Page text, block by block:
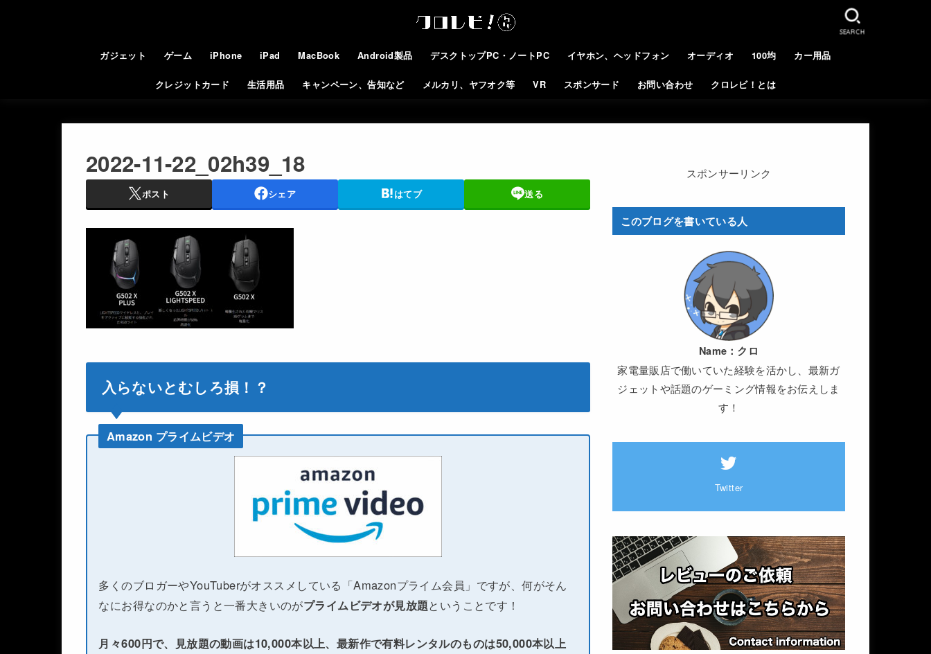
ガジェット ゲーム iPhone iPad MacBook Android製品 デスクトップPC・ノートPC イヤホン、ヘッドフォン オーディオ 100均 カー用品
クレジットカード 生活用品 キャンペーン、告知など メルカリ、ヤフオク等 VR スポンサード お問い合わせ クロレビ！とは
SEARCH
2022-11-22_02h39_18
ポスト シェア はてブ 送る
入らないとむしろ損！？
Amazon プライムビデオ
多くのブロガーやYouTuberがオススメしている「Amazonプライム会員」ですが、何がそん
なにお得なのかと言うと一番大きいのがプライムビデオが見放題ということです！
月々600円で、見放題の動画は10,000本以上、最新作で有料レンタルのものは50,000本以上
スポンサーリンク
このブログを書いている人
Name： クロ
家電量販店で働いていた経験を活かし、最新ガ
ジェットや話題のゲーミング情報をお伝えしま
す！
Twitter